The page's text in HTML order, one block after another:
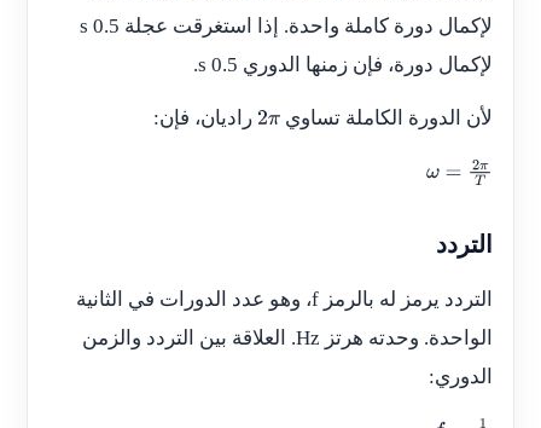
لإكمال دورة كاملة واحدة. إذا استغرقت عجلة 0.5 s
لإكمال دورة، فإن زمنها الدوري 0.5 s.
لأن الدورة الكاملة تساوي 2π راديان، فإن:
ω =2 πT
التردد
التردد يرمز له بالرمز f، وهو عدد الدورات في الثانية
الواحدة. وحدته هرتز Hz. العلاقة بين التردد والزمن
الدوري: